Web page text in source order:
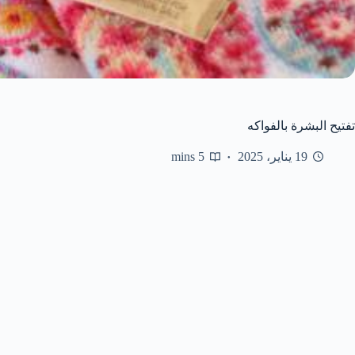
تفتيح البشرة بالفواكه
19 يناير، 2025 5 mins